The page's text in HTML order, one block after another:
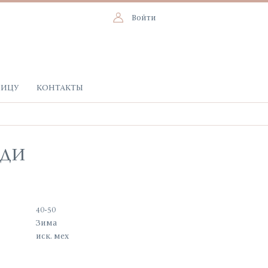
Войти
КОНТАКТЫ
40-50
Зима
иск. мех